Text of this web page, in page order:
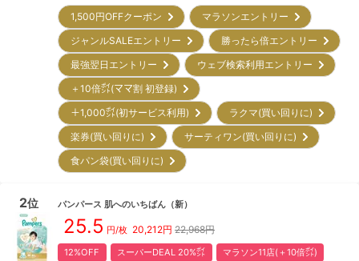
1,500円OFFクーポン
マラソンエントリー
ジャンルSALEエントリー
勝ったら倍エントリー
最強翌日エントリー
ウェブ検索利用エントリー
＋10倍㌽(ママ割 初登録)
＋1,000㌽(初サービス利用)
ラクマ(買い回りに)
楽券(買い回りに)
サーティワン(買い回りに)
食パン袋(買い回りに)
2位 パンパース 肌へのいちばん （新）
25.5 円/枚 20,212円 22,968円
12%OFF スーパーDEAL 20%㌽
マラソン11店(＋10倍㌽)